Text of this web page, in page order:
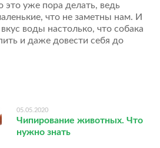
это уже пора делать, ведь
что не заметны нам. И
воды настолько, что собака
и даже довести себя до
05.05.2020
Чипирование животных. Что
нужно знать